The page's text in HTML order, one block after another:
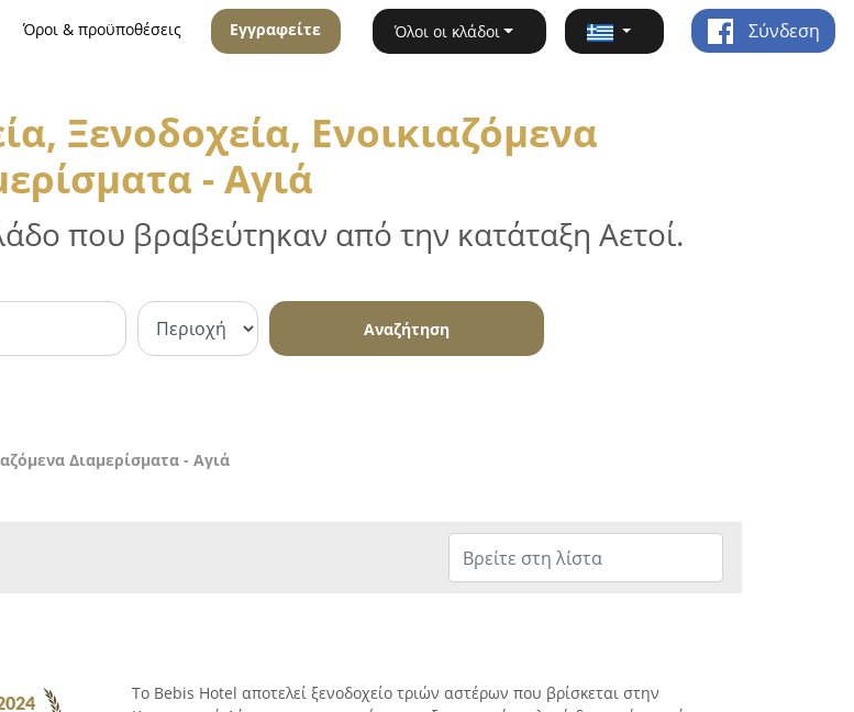
Όροι & προϋποθέσεις Εγγραφείτε Όλοι οι κλάδοι Σύνδεση
Ξενοδοχεία, Ενοικιαζόμενα
- Αγιά
που βραβεύτηκαν από την κατάταξη Αετοί.
Αναζήτηση
Διαμερίσματα - Αγιά
Το Bebis Hotel αποτελεί ξενοδοχείο τριών αστέρων που βρίσκεται στην